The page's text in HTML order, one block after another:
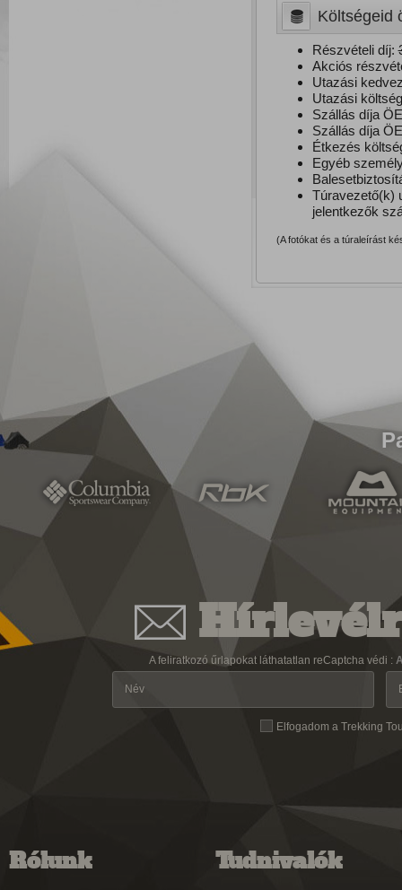
Költségeid
Részvételi díj:
Akciós
Utazási
Utazási
Szállás díja
Szállás díja
Étkezés
Egyéb
Túravezető(k)
jelentkezők
(A fotókat és a túraleírást
A feliratkozó űrlapokat láthatatlan reCaptcha védi :
Elfogadom a Trekking
Rólunk Tudnivalók